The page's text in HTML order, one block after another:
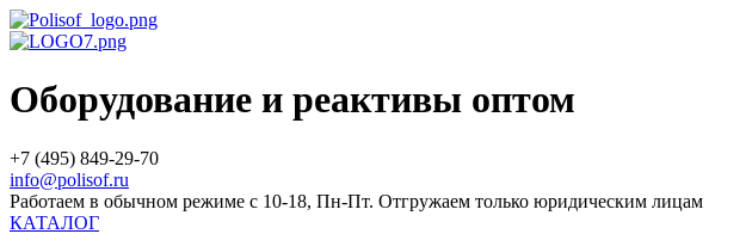
Оборудование и реактивы оптом
+7 (495) 849-29-70
info@polisof.ru
Работаем в обычном режиме с 10-18, Пн-Пт. Отгружаем только юридическим лицам
КАТАЛОГ